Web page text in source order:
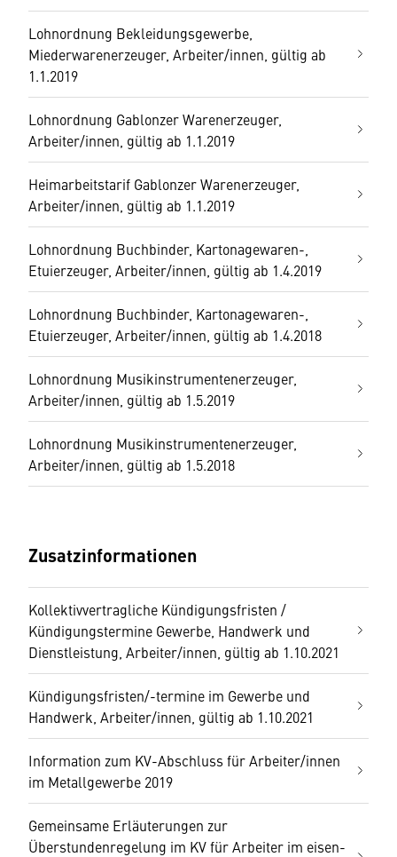
Lohnordnung Bekleidungsgewerbe,
Miederwarenerzeuger, Arbeiter/innen, gültig ab
1.1.2019
Lohnordnung Gablonzer Warenerzeuger,
Arbeiter/innen, gültig ab 1.1.2019
Heimarbeitstarif Gablonzer Warenerzeuger,
Arbeiter/innen, gültig ab 1.1.2019
Lohnordnung Buchbinder, Kartonagewaren-,
Etuierzeuger, Arbeiter/innen, gültig ab 1.4.2019
Lohnordnung Buchbinder, Kartonagewaren-,
Etuierzeuger, Arbeiter/innen, gültig ab 1.4.2018
Lohnordnung Musikinstrumentenerzeuger,
Arbeiter/innen, gültig ab 1.5.2019
Lohnordnung Musikinstrumentenerzeuger,
Arbeiter/innen, gültig ab 1.5.2018
Zusatzinformationen
Kollektivvertragliche Kündigungsfristen /
Kündigungstermine Gewerbe, Handwerk und
Dienstleistung, Arbeiter/innen, gültig ab 1.10.2021
Kündigungsfristen/-termine im Gewerbe und
Handwerk, Arbeiter/innen, gültig ab 1.10.2021
Information zum KV-Abschluss für Arbeiter/innen
im Metallgewerbe 2019
Gemeinsame Erläuterungen zur
Überstundenregelung im KV für Arbeiter im eisen-